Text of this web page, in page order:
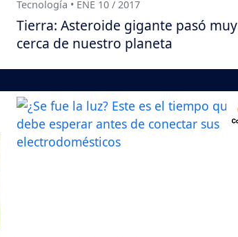
Tecnología • ENE 10 / 2017
Tierra: Asteroide gigante pasó muy
cerca de nuestro planeta